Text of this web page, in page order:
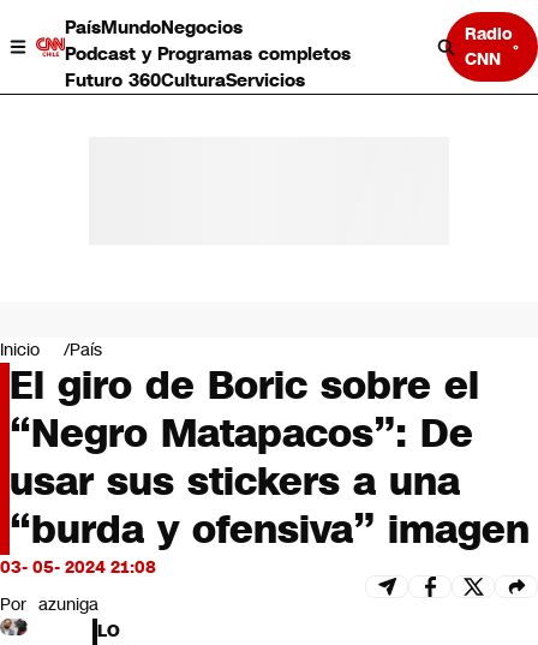
PaísMundoNegocios
Podcast y Programas completos
Futuro 360CulturaServicios
Radio
CNN
Negocios
Deportes
Programas completos
Cultura
Servicios
Bits
CNN tiempo
Futuro 360
Inicio País
El giro de Boric sobre el
“Negro Matapacos”: De
usar sus stickers a una
“burda y ofensiva” imagen
03- 05- 2024 21:08
Por azuniga
LO